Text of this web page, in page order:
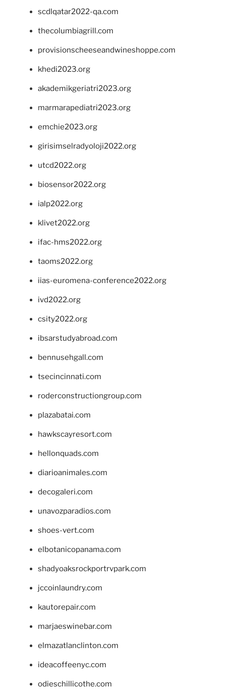
scdlqatar2022-qa.com
thecolumbiagrill.com
provisionscheeseandwineshoppe.com
khedi2023.org
akademikgeriatri2023.org
marmarapediatri2023.org
emchie2023.org
girisimselradyoloji2022.org
utcd2022.org
biosensor2022.org
ialp2022.org
klivet2022.org
ifac-hms2022.org
taoms2022.org
iias-euromena-conference2022.org
ivd2022.org
csity2022.org
ibsarstudyabroad.com
bennusehgall.com
tsecincinnati.com
roderconstructiongroup.com
plazabatai.com
hawkscayresort.com
hellonquads.com
diarioanimales.com
decogaleri.com
unavozparadios.com
shoes-vert.com
elbotanicopanama.com
shadyoaksrockportrvpark.com
jccoinlaundry.com
kautorepair.com
marjaeswinebar.com
elmazatlanclinton.com
ideacoffeenyc.com
odieschillicothe.com